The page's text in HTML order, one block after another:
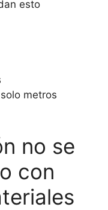
esto
metros
no se
con